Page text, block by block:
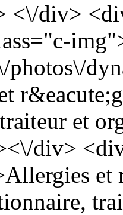
<\/div>
photos\/
et
div>
et